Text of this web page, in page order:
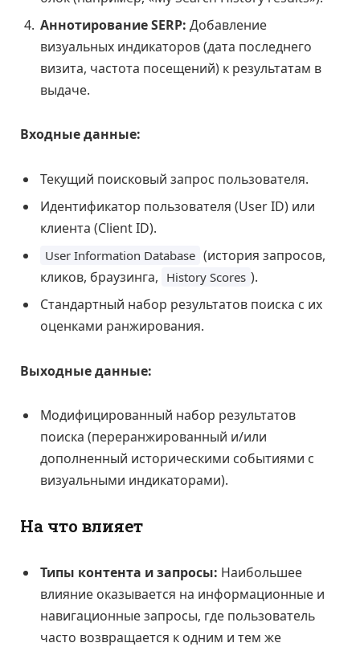
Аннотирование SERP: Добавление
визуальных индикаторов (дата последнего
визита, частота посещений) к результатам в
выдаче.
Входные данные:
Текущий поисковый запрос пользователя.
Идентификатор пользователя (User ID) или
клиента (Client ID).
User Information Database (история запросов,
кликов, браузинга, History Scores ).
Стандартный набор результатов поиска с их
оценками ранжирования.
Выходные данные:
Модифицированный набор результатов
поиска (переранжированный и/или
дополненный историческими событиями с
визуальными индикаторами).
На что влияет
Типы контента и запросы: Наибольшее
влияние оказывается на информационные и
навигационные запросы, где пользователь
часто возвращается к одним и тем же